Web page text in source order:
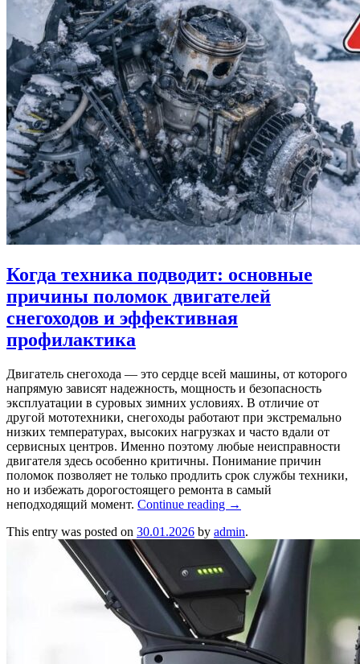
Когда техника подводит: основные
причины поломок двигателей
снегоходов и эффективная
профилактика
Двигатель снегохода — это сердце всей машины, от которого
напрямую зависят надежность, мощность и безопасность
эксплуатации в суровых зимних условиях. В отличие от
другой мототехники, снегоходы работают при экстремально
низких температурах, высоких нагрузках и часто вдали от
сервисных центров. Именно поэтому любые неисправности
двигателя здесь особенно критичны. Понимание причин
поломок позволяет не только продлить срок службы техники,
но и избежать дорогостоящего ремонта в самый
неподходящий момент. Continue reading →
This entry was posted on 30.01.2026 by admin.